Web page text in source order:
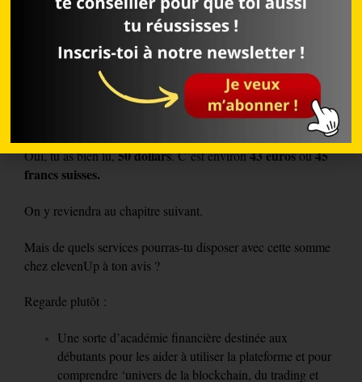
Avec elevenUp trading , à ton avis, ce sera différent ?
Bien sûr que oui et c’est justement là qu’elevenUp, à notre
avis, fait très fort.
Les fondateurs ont voulu permettre à toutes les « petites
gens » d’accéder aux services d’un grand gestionnaire de
50 dollars !
Oui, tu as bien lu,50 dollars. C’est environ43 eurosou45
francs suisses.
On y reviendra au chapitre suivant.
Mais de quels services pourras-tu disposer avec cette somme
chez elevenUp à ton avis ?
Regarde plutôt :
Une sorte d’académie financière destinée aux
débutants pour les aider à utiliser la plateforme et pour
comprendre ‘univers de la blockchain, du trading et